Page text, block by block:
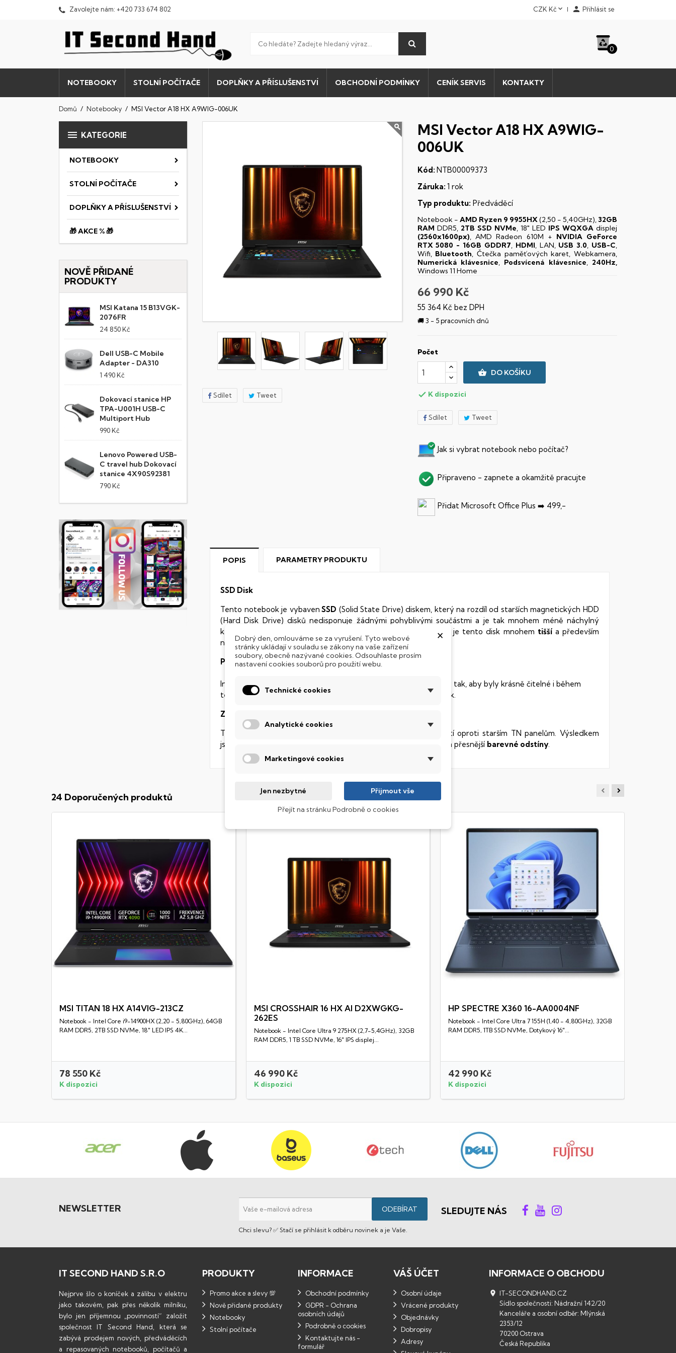
Zavolejte nám: +420 733 674 802 CZK Kč  Přihlásit se
0
NOTEBOOKY STOLNÍ POČÍTAČE DOPLŇKY A PŘÍSLUŠENSTVÍ OBCHODNÍ PODMÍNKY CENÍK SERVIS KONTAKTY
Domů Notebooky MSI Vector A18 HX A9WIG-006UK
 KATEGORIE
NOTEBOOKY
STOLNÍ POČÍTAČE
DOPLŇKY A PŘÍSLUŠENSTVÍ
🎁 AKCE % 🎁
NOVĚ PŘIDANÉ
PRODUKTY
MSI Katana 15 B13VGK-
2076FR
24 850 Kč
Dell USB-C Mobile
Adapter - DA310
1 490 Kč
Dokovací stanice HP
TPA-U001H USB-C
Multiport Hub
990 Kč
Lenovo Powered USB-
C travel hub Dokovací
stanice 4X90S92381
790 Kč
Sdílet Tweet
MSI Vector A18 HX A9WIG-
006UK
Kód: NTB00009373
Záruka: 1 rok
Typ produktu: Předváděcí
Notebook - AMD Ryzen 9 9955HX(2,50 - 5,40GHz),32GB
RAM DDR5, 2TB SSD NVMe, 18" LED IPS WQXGAdisplej
(2560x1600px), AMD Radeon 610M + NVIDIA GeForce
RTX 5080 - 16GB GDDR7, HDMI, LAN, USB 3.0, USB-C,
Wifi, Bluetooth, Čtečka paměťových karet, Webkamera,
Numerická klávesnice, Podsvícená klávesnice, 240Hz,
Windows 11 Home
66 990 Kč
55 364 Kč bez DPH
🚚 3 - 5 pracovních dnů
Počet
 DO KOŠÍKU
 K dispozici
Sdílet Tweet
Jak si vybrat notebook nebo počítač?
Připraveno - zapnete a okamžitě pracujte
Přidat Microsoft Office Plus ➡️ 499,-
POPIS PARAMETRY PRODUKTU
SSD Disk
Tento notebook je vybaven SSD (Solid State Drive) diskem, který na rozdíl od starších magnetických HDD
(Hard Disk Drive) disků nedisponuje žádnými pohyblivými součástmi a je tak mnohem méně náchylný
k mechanickému poškození. Díky použití elektronické soustavy je tento disk mnohem tišší a především
nabízí mnohemrychlejšípráci s daty.
Podsvícená klávesnice
Integrovaný systém úsporných LED diod osvítí jednotlivé klávesy tak, aby byly krásně čitelné i během
temné noci, stále však decentně, aby nikterak nedráždily Váš zrak.
Zobrazovací technologie IPS
Tekuté krystaly disponují zcela odlišnou světelnou propustností oproti starším TN panelům. Výsledkem
jsou široké pozorovací úhly (téměr
a přesnější barevné odstíny
24 Doporučených produktů
Rychlý náhled
MSI TITAN 18 HX A14VIG-213CZ
Notebook - Intel Core i9-14900HX (2,20 - 5,80GHz), 64GB
RAM DDR5, 2TB SSD NVMe, 18" LED IPS 4K...
78 550 Kč
K dispozici
MSI CROSSHAIR 16 HX AI D2XWGKG-
262ES
Notebook - Intel Core Ultra 9 275HX (2,7-5,4GHz), 32GB
RAM DDR5, 1 TB SSD NVMe, 16" IPS displej...
46 990 Kč
K dispozici
Rychlý náhled
HP SPECTRE X360 16-AA0004NF
Notebook - Intel Core Ultra 7 155H (1,40 - 4,80GHz), 32GB
RAM DDR5, 1TB SSD NVMe, Dotykový 16"...
42 990 Kč
K dispozici
NEWSLETTER
Chci slevu? ✅ Stačí se přihlásit k odběru novinek a je Vaše.
SLEDUJTE NÁS
IT SECOND HAND S.R.O
Nejprve šlo o koníček a zálibu v elektru
jako takovém, pak přes několik milníku,
bylo jen příjemnou „povinností“ založit
společnost IT Second Hand, která se
zabývá prodejem nových, předváděcích
a repasovaných notebooků, počítačů a
PRODUKTY
Promo akce a slevy 💯
Nově přidané produkty
Notebooky
Stolní počítače
INFORMACE
Obchodní podmínky
GDPR - Ochrana
osobních údajů
Podrobně o cookies
Kontaktujte nás -
formulář
VÁŠ ÚČET
Osobní údaje
Vrácené produkty
Objednávky
Dobropisy
Adresy
INFORMACE O OBCHODU
 IT-SECONDHAND.CZ
Sídlo společnosti: Nádražní 142/20
Kanceláře a osobní odběr: Mlýnská
2353/12
70200 Ostrava
Česká Republika
×
Dobrý den, omlouváme se za vyrušení. Tyto webové
stránky ukládají v souladu se zákony na vaše zařízení
soubory, obecně nazývané cookies. Odsouhlaste prosím
nastavení cookies souborů pro použití webu.
Technické cookies
Analytické cookies
Marketingové cookies
Jen nezbytné Přijmout vše
Přejít na stránku Podrobně o cookies